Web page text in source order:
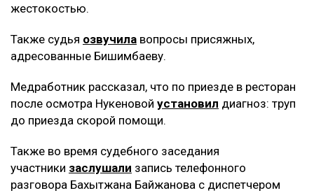
жестокостью.
Также судья озвучила вопросы присяжных,
адресованные Бишимбаеву.
Медработник рассказал, что по приезде в ресторан
после осмотра Нукеновой установил диагноз: труп
до приезда скорой помощи.
Также во время судебного заседания
участники заслушали запись телефонного
разговора Бахытжана Байжанова с диспетчером